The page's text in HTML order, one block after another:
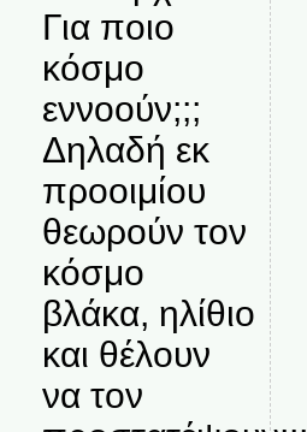
Για ποιο
κόσμο
εννοούν;;;
Δηλαδή εκ
προοιμίου
θεωρούν τον
κόσμο
βλάκα, ηλίθιο
και θέλουν
να τον